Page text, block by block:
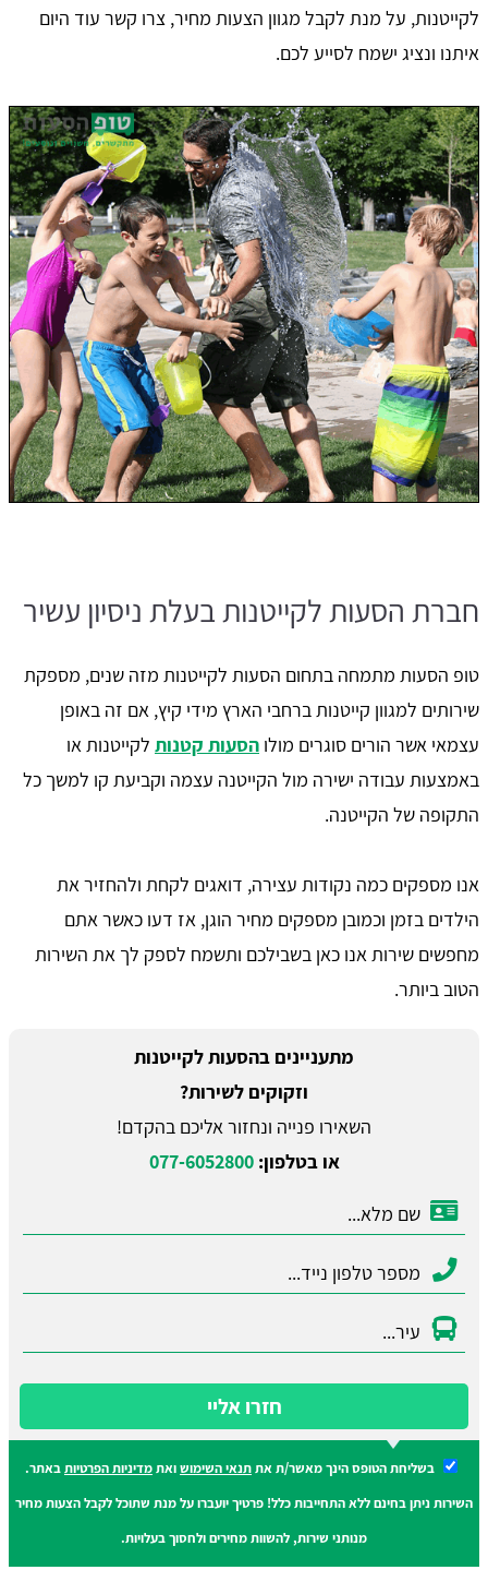
לקייטנות, על מנת לקבל מגוון הצעות מחיר, צרו קשר עוד היום
איתנו ונציג ישמח לסייע לכם.
חברת הסעות לקייטנות בעלת ניסיון עשיר
טופ הסעות מתמחה בתחום הסעות לקייטנות מזה שנים, מספקת
שירותים למגוון קייטנות ברחבי הארץ מידי קיץ, אם זה באופן
עצמאי אשר הורים סוגרים מולו הסעות קטנות לקייטנות או
באמצעות עבודה ישירה מול הקייטנה עצמה וקביעת קו למשך כל
התקופה של הקייטנה.
אנו מספקים כמה נקודות עצירה, דואגים לקחת ולהחזיר את
הילדים בזמן וכמובן מספקים מחיר הוגן, אז דעו כאשר אתם
מחפשים שירות אנו כאן בשבילכם ותשמח לספק לך את השירות
הטוב ביותר.
מתעניינים בהסעות לקייטנות
וזקוקים לשירות?
השאירו פנייה ונחזור אליכם בהקדם!
או בטלפון:077-6052800
חזרו אליי
בשליחת הטופס הינך מאשר/ת אתתנאי השימושואתמדיניות הפרטיותבאתר.
השירות ניתן בחינם ללא התחייבות כלל! פרטיך יועברו על מנת שתוכל לקבל הצעות מחיר
מנותני שירות, להשוות מחירים ולחסוך בעלויות.